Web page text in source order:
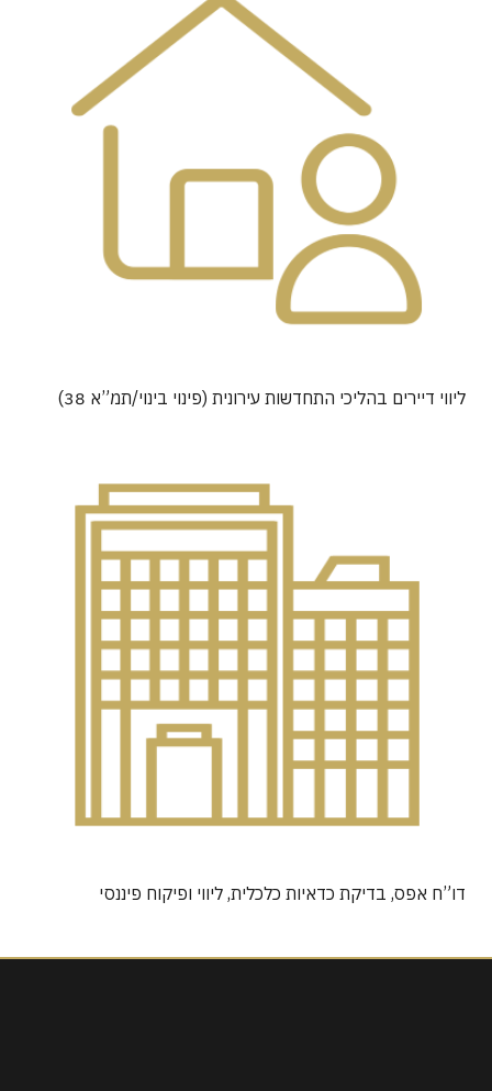
ליווי דיירים בהליכי התחדשות עירונית (פינוי בינוי/תמ”א 38)
דו”ח אפס, בדיקת כדאיות כלכלית, ליווי ופיקוח פיננסי